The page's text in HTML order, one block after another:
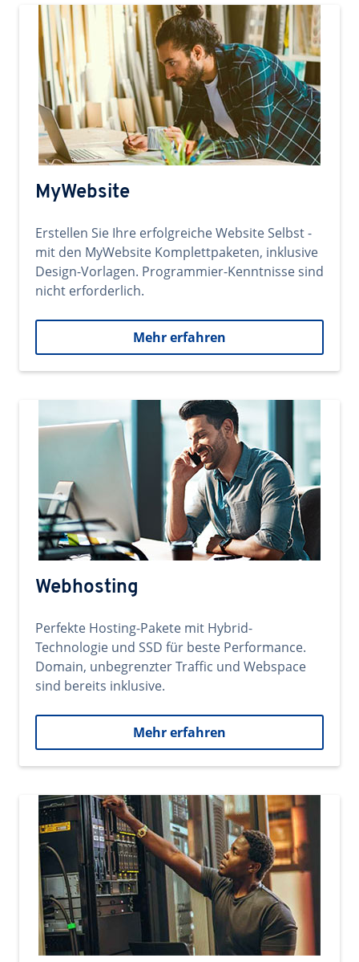
MyWebsite
Erstellen Sie Ihre erfolgreiche Website Selbst -
mit den MyWebsite Komplettpaketen, inklusive
Design-Vorlagen. Programmier-Kenntnisse sind
nicht erforderlich.
Mehr erfahren
Webhosting
Perfekte Hosting-Pakete mit Hybrid-
Technologie und SSD für beste Performance.
Domain, unbegrenzter Traffic und Webspace
sind bereits inklusive.
Mehr erfahren